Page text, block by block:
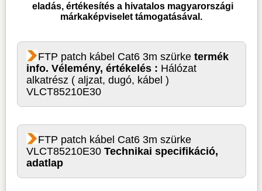
eladás, értékesítés a hivatalos magyarországi
márkaképviselet támogatásával.
FTP patch kábel Cat6 3m szürketermék
info. Vélemény, értékelés : Hálózat
alkatrész ( aljzat, dugó, kábel )
VLCT85210E30
FTP patch kábel Cat6 3m szürke
VLCT85210E30Technikai specifikáció,
adatlap